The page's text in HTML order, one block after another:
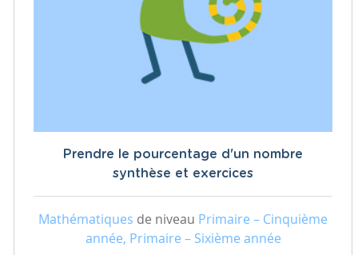
Prendre le pourcentage d'un nombre
synthèse et exercices
Mathématiques de niveau Primaire – Cinquième
année, Primaire – Sixième année